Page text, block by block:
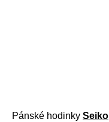
Pánské hodinky Seiko